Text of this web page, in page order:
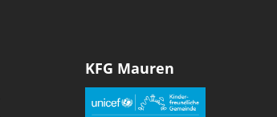
KFG Mauren